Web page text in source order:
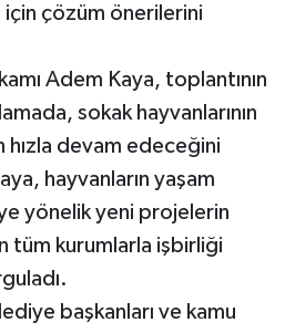
çözüm önerilerini
Adem Kaya, toplantının
sokak hayvanlarının
hızla devam edeceğini
hayvanların yaşam
yönelik yeni projelerin
tüm kurumlarla işbirliği
başkanları ve kamu